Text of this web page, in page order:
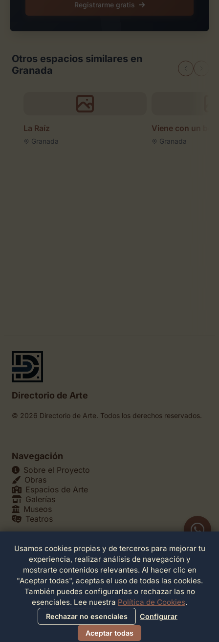
Registrarme gratis
Otros espacios similares en
Granada
La Raíz
Granada
Viene con un
Granada
Directorio de Arte
© 2026 Directorio de Arte. Todos los derechos reservados.
Navegación
Sobre el Proyecto
Obras
Espacios de Arte
Galerías
Museos
Teatros
Legales
Política de Privacidad
Política de Cookies
Configuración de Cookies
Términos de Servicio
Contacto
Usamos cookies propias y de terceros para mejorar tu
experiencia, realizar análisis de navegación y
mostrarte contenidos relevantes. Al hacer clic en
"Aceptar todas", aceptas el uso de todas las cookies.
También puedes configurarlas o rechazar las no
esenciales. Lee nuestra Política de Cookies.
Rechazar no esenciales
Configurar
Aceptar todas